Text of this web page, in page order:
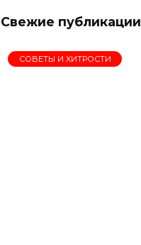
Свежие публикации
СОВЕТЫ И ХИТРОСТИ